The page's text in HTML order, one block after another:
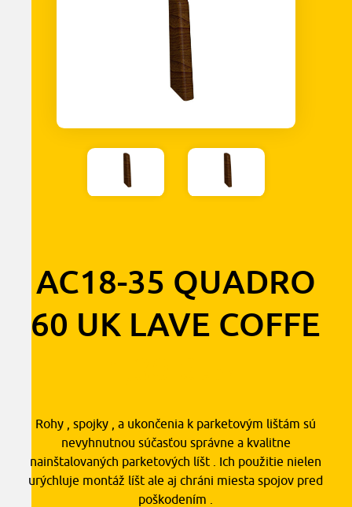
AC18-35 QUADRO
60 UK LAVE COFFE
Rohy , spojky , a ukončenia k parketovým lištám sú
nevyhnutnou súčasťou správne a kvalitne
nainštalovaných parketových líšt . Ich použitie nielen
urýchluje montáž líšt ale aj chráni miesta spojov pred
poškodením .